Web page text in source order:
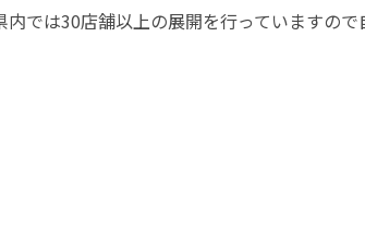
では30店舗以上の展開を行っていますの